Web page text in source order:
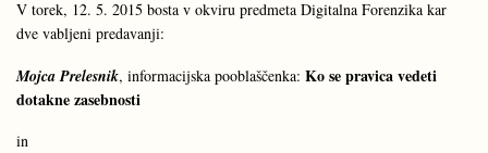
V torek, 12. 5. 2015 bosta v okviru predmeta Digitalna Forenzika kar
dve vabljeni predavanji:
Mojca Prelesnik, informacijska pooblaščenka: Ko se pravica vedeti
dotakne zasebnosti
in